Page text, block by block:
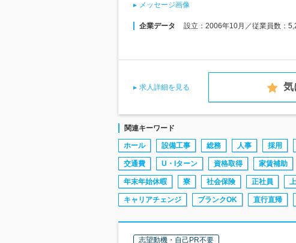
メッセージ画像
企業データ 設立：2006年10月／従業員数：
求人詳細を見る 気
関連キーワード
ホール 設備工事 総務 人事 採用
交通費 U・Iターン 資格取得 家賃補助
年末年始休暇 寮 社会保険 正社員
キャリアチェンジ ブランクOK 直行直帰
志望動機・自己PR不要